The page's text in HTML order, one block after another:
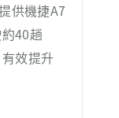
供機捷A7
40趟
有效提升